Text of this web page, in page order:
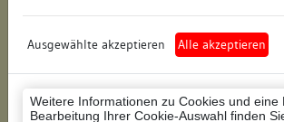
Ausgewählte akzeptieren Alle akzeptieren
Weitere Informationen zu Cookies und eine
Bearbeitung Ihrer Cookie-Auswahl finden
Flurstücknummer: keine
Historischer Straßenname: keiner
Lage des Wohnplatzes: